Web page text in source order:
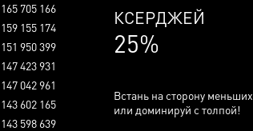
КСЕРДЖЕЙ
25%
Встань на сторону меньших
или доминируй с толпой!
165 705 166
159 155 174
151 950 399
147 423 931
147 042 961
143 602 165
143 598 639